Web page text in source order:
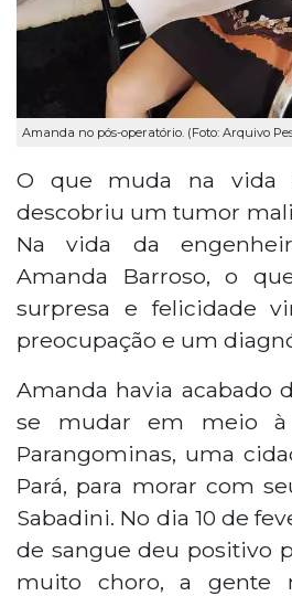
Amanda no pós-operatório. (Foto: Arquivo
O que muda na vida
descobriu um tumor
Na vida da
Amanda Barroso, o
surpresa e felicidade
preocupação e um
Amanda havia acabado
se mudar em meio à
Parangominas, uma
Pará, para morar com
Sabadini. No dia 10 de
de sangue deu positivo
muito choro, a gente